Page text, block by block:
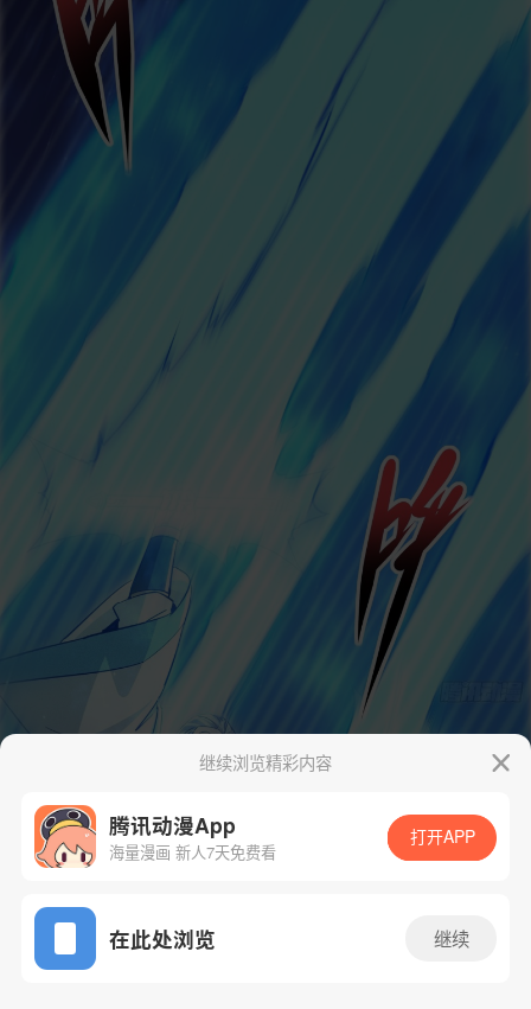
App免费看
继续浏览精彩内容
腾讯动漫App
海量漫画 新人7天免费看
打开APP
在此处浏览 继续